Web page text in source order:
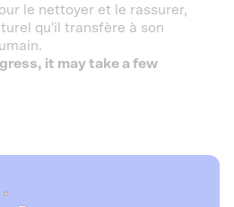
le nettoyer et le rassurer,
qu'il transfère à son
it may take a few